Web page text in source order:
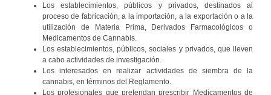
Los establecimientos, públicos y privados, destinados al
proceso de fabricación, a la importación, a la exportación o a la
utilización de Materia Prima, Derivados Farmacológicos o
Medicamentos de Cannabis.
Los establecimientos, públicos, sociales y privados, que lleven
a cabo actividades de investigación.
Los interesados en realizar actividades de siembra de la
cannabis, en términos del Reglamento.
Los profesionales que pretendan prescribir Medicamentos de